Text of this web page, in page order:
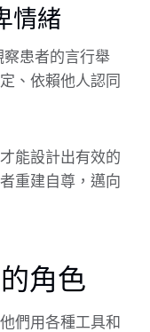
情緒
患者的言行舉
、依賴他人認同
能設計出有效的
重建自尊，邁向
角色
們用各種工具和